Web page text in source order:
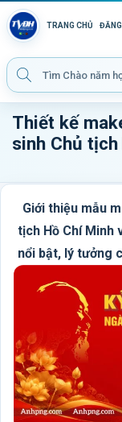
TRANG CHỦ
Thiết kế
sinh Chủ
Giới thiệu mẫu
tịch Hồ Chí Minh
nổi bật, lý tưởng